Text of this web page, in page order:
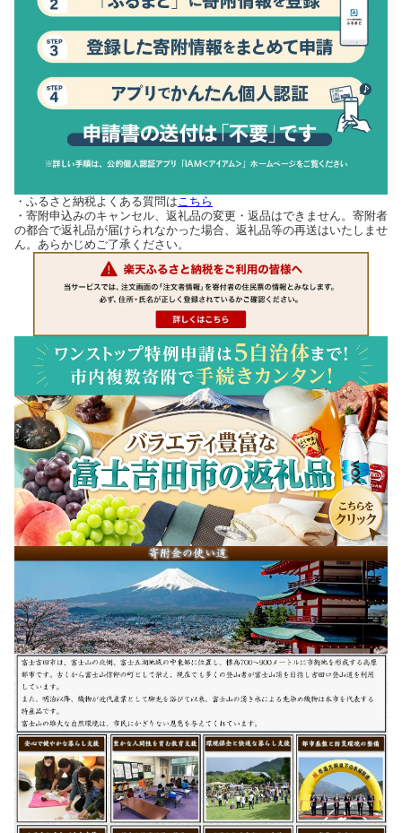
・ふるさと納税よくある質問は こちら
・寄附申込みのキャンセル、返礼品の変更・返品はできません。寄附者
の都合で返礼品が届けられなかった場合、返礼品等の再送はいたしませ
ん。あらかじめご了承ください。